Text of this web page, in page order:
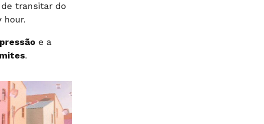
transitar do
hour.
e a
.